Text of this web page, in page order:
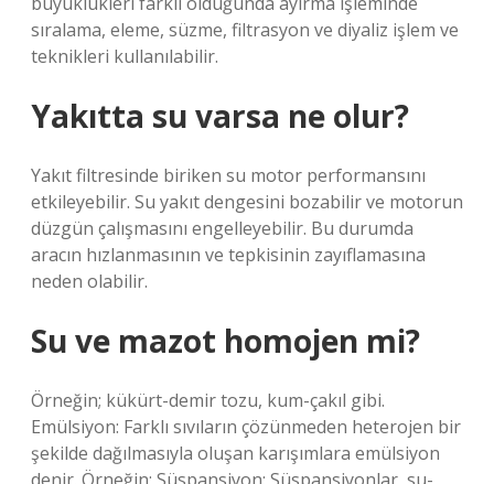
sıralama, eleme, süzme, filtrasyon ve diyaliz işlem ve
teknikleri kullanılabilir.
Yakıtta su varsa ne olur?
Yakıt filtresinde biriken su motor performansını
etkileyebilir. Su yakıt dengesini bozabilir ve motorun
düzgün çalışmasını engelleyebilir. Bu durumda
aracın hızlanmasının ve tepkisinin zayıflamasına
neden olabilir.
Su ve mazot homojen mi?
Örneğin; kükürt-demir tozu, kum-çakıl gibi.
Emülsiyon: Farklı sıvıların çözünmeden heterojen bir
şekilde dağılmasıyla oluşan karışımlara emülsiyon